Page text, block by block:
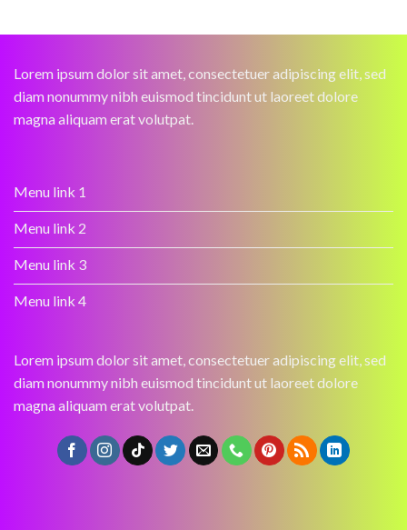
Lorem ipsum dolor sit amet, consectetuer adipiscing elit, sed
diam nonummy nibh euismod tincidunt ut laoreet dolore
magna aliquam erat volutpat.
Menu link 1
Menu link 2
Menu link 3
Menu link 4
Lorem ipsum dolor sit amet, consectetuer adipiscing elit, sed
diam nonummy nibh euismod tincidunt ut laoreet dolore
magna aliquam erat volutpat.